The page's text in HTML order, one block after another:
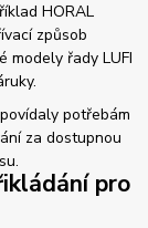
HORAL
způsob
modely řady LUFI
potřebám
za dostupnou
pro